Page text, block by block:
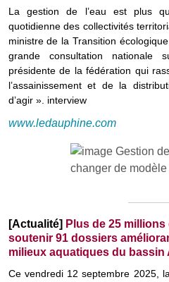
La gestion de l’eau est plus
quotidienne des collectivités
ministre de la Transition
grande consultation nationale
présidente de la fédération qui
l’assainissement et de la
d’agir ». interview
www.ledauphine.com
[Actualité] Plus de 25
soutenir 91 dossiers
milieux aquatiques du bassin
Ce vendredi 12 septembre 2025,